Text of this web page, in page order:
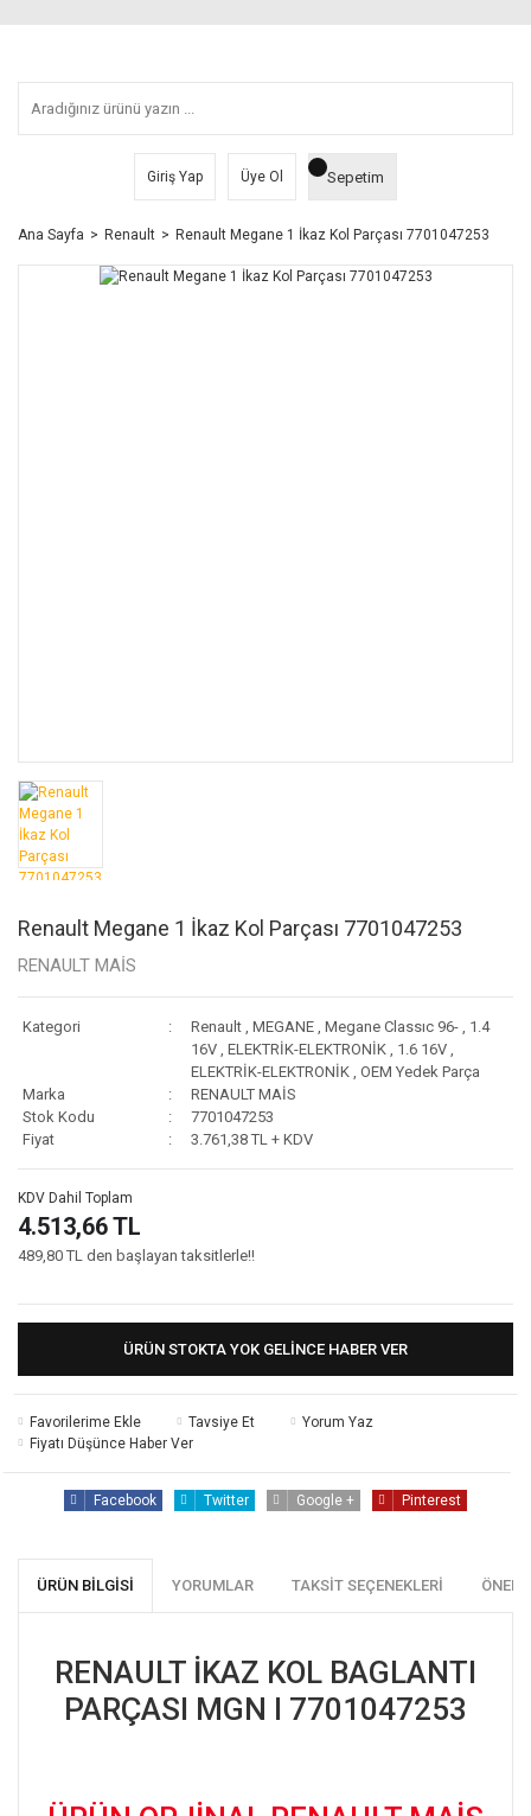
Giriş Yap Üye Ol Sepetim
Ana Sayfa Renault Renault Megane 1 İkaz Kol Parçası 7701047253
Renault Megane 1 İkaz Kol Parçası 7701047253
RENAULT MAİS
Kategori Renault MEGANE Megane Classıc 96-
1.4
16V ELEKTRİK-ELEKTRONİK 1.6 16V
ELEKTRİK-ELEKTRONİK OEM Yedek Parça
Marka
RENAULT MAİS
Stok Kodu
7701047253
Fiyat
3.761,38 TL + KDV
KDV Dahil Toplam
4.513,66 TL
489,80 TL den başlayan taksitlerle!!
ÜRÜN STOKTA YOK GELINCE HABER VER
Tavsiye Et
Yorum Yaz
Fiyatı Düşünce Haber Ver
Facebook Twitter Google + Pinterest
ÜRÜN BILGISI YORUMLAR TAKSIT SEÇENEKLERI
RENAULT İKAZ KOL BAGLANTI
PARÇASI MGN I 7701047253